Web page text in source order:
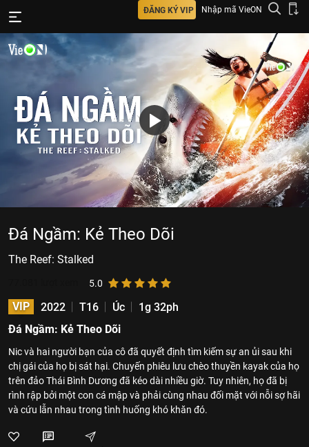
ĐĂNG KÝ VIP Nhập mã VieON
Đá Ngầm: Kẻ Theo Dõi
The Reef: Stalked
5.0
VIP 2022 T16 Úc
1g 32ph
Đá Ngầm: Kẻ Theo Dõi
Nic và hai người bạn của cô đã quyết định tìm kiếm sự an ủi sau khi
chị gái của họ bị sát hại. Chuyến phiêu lưu chèo thuyền kayak của họ
trên đảo Thái Bình Dương đã kéo dài nhiều giờ. Tuy nhiên, họ đã bị
rình rập bởi một con cá mập và phải cùng nhau đối mặt với nỗi sợ hãi
và cứu lẫn nhau trong tình huống khó khăn đó.